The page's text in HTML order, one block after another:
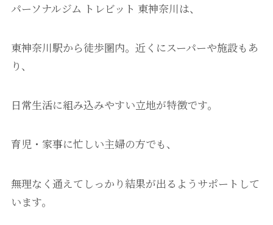
パーソナルジム トレビット 東神奈川は、
東神奈川駅から徒歩圏内。近くにスーパーや施設もあ
り、
日常生活に組み込みやすい立地が特徴です。
育児・家事に忙しい主婦の方でも、
無理なく通えてしっかり結果が出るようサポートして
います。